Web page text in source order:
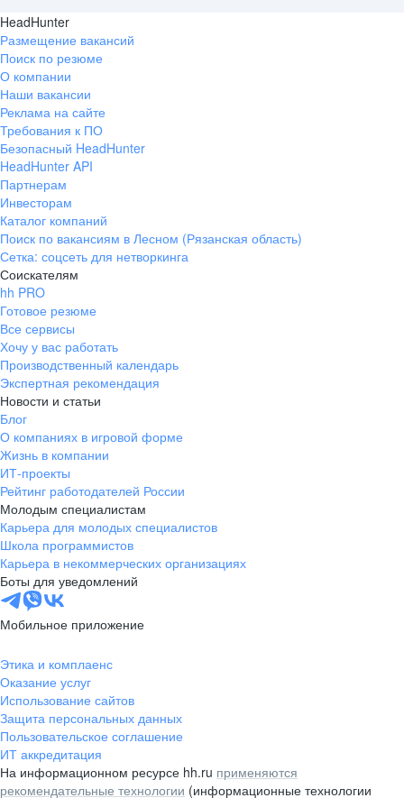
HeadHunter
Размещение вакансий
Поиск по резюме
О компании
Наши вакансии
Реклама на сайте
Требования к ПО
Безопасный HeadHunter
HeadHunter API
Партнерам
Инвесторам
Каталог компаний
Поиск по вакансиям в Лесном (Рязанская область)
Сетка: соцсеть для нетворкинга
Соискателям
hh PRO
Готовое резюме
Все сервисы
Хочу у вас работать
Производственный календарь
Экспертная рекомендация
Новости и статьи
Блог
О компаниях в игровой форме
Жизнь в компании
ИТ-проекты
Рейтинг работодателей России
Молодым специалистам
Карьера для молодых специалистов
Школа программистов
Карьера в некоммерческих организациях
Боты для уведомлений
Мобильное приложение
Этика и комплаенс
Оказание услуг
Использование сайтов
Защита персональных данных
Пользовательское соглашение
ИТ аккредитация
На информационном ресурсе hh.ru применяются
рекомендательные технологии (информационные технологии